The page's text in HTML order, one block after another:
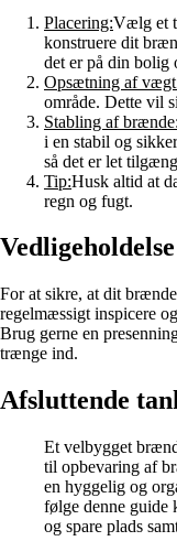
Placering:Vælg et
konstruere dit
det er på din bolig
Opsætning af
område. Dette vil
Stabling af brænde:
i en stabil og
så det er let
Tip:Husk altid at
regn og fugt.
For at sikre, at dit
regelmæssigt inspicere
Brug gerne en
trænge ind.
Afsluttende
Et velbygget
til opbevaring af
en hyggelig og
følge denne guide
og spare plads